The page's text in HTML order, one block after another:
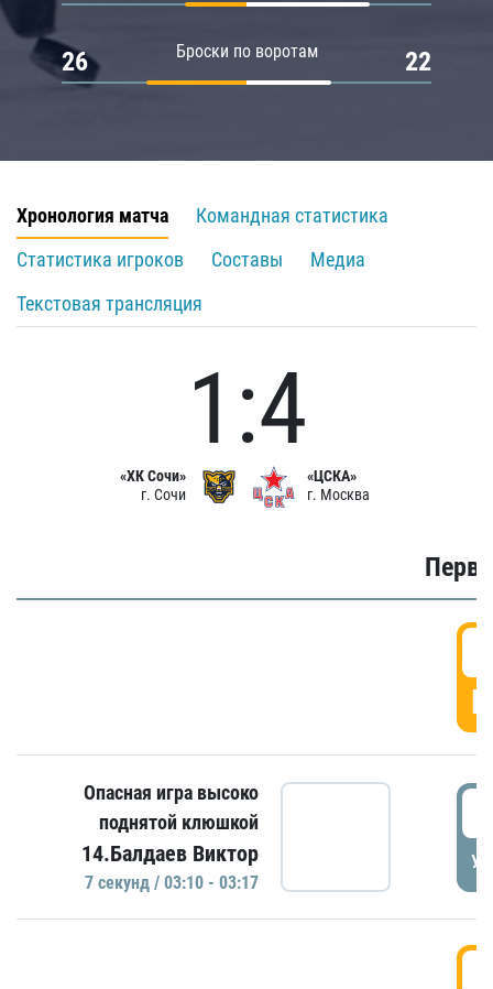
Броски по воротам
26 22
Хронология матча
Командная статистика
Статистика игроков
Составы
Медиа
Текстовая трансляция
«ХК Сочи»
г. Сочи
1:4
«ЦСКА»
г. Москва
Опасная игра высоко
поднятой клюшкой
14.Балдаев Виктор
7 секунд / 03:10 - 03:17